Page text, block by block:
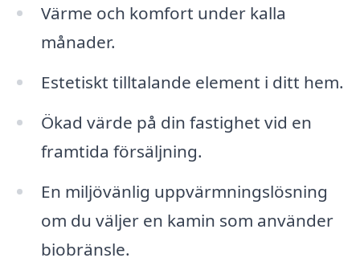
Värme och komfort under kalla
månader.
Estetiskt tilltalande element i ditt hem.
Ökad värde på din fastighet vid en
framtida försäljning.
En miljövänlig uppvärmningslösning
om du väljer en kamin som använder
biobränsle.